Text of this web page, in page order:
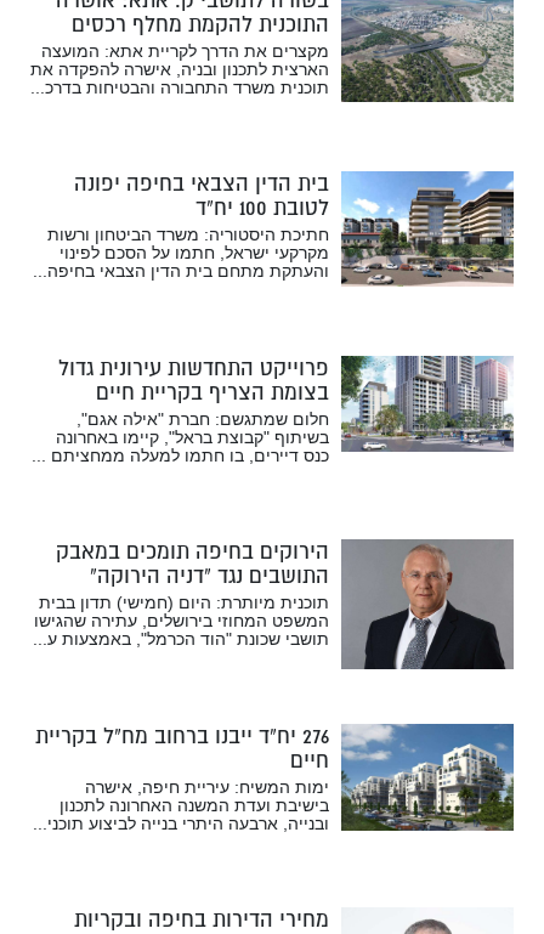
התוכנית להקמת מחלף רכסים
מקצרים את הדרך לקריית אתא: המועצה
הארצית לתכנון ובניה, אישרה להפקדה את
תוכנית משרד התחבורה והבטיחות בדרכ...
בית הדין הצבאי בחיפה יפונה
לטובת 100 יח”ד
חתיכת היסטוריה: משרד הביטחון ורשות
מקרקעי ישראל, חתמו על הסכם לפינוי
והעתקת מתחם בית הדין הצבאי בחיפה...
פרוייקט התחדשות עירונית גדול
בצומת הצריף בקריית חיים
חלום שמתגשם: חברת "אילה אגם",
בשיתוף "קבוצת בראל", קיימו באחרונה
כנס דיירים, בו חתמו למעלה ממחציתם ...
הירוקים בחיפה תומכים במאבק
התושבים נגד “דניה הירוקה”
תוכנית מיותרת: היום (חמישי) תדון בבית
המשפט המחוזי בירושלים, עתירה שהגישו
תושבי שכונת "הוד הכרמל", באמצעות ע...
276 יח”ד ייבנו ברחוב מח”ל בקריית
חיים
ימות המשיח: עיריית חיפה, אישרה
בישיבת ועדת המשנה האחרונה לתכנון
ובנייה, ארבעה היתרי בנייה לביצוע תוכני...
מחירי הדירות בחיפה ובקריות